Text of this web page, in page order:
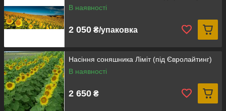
В наявності
2 050 ₴/упаковка
Насіння соняшника Ліміт (під Євролайтинг)
В наявності
2 650 ₴